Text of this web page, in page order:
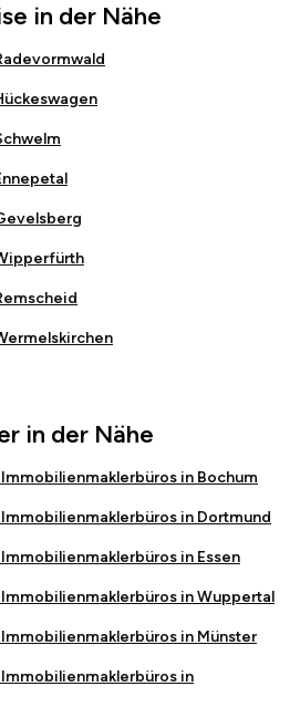
in der Nähe
in der Nähe
in Bochum
in Dortmund
in Essen
inWuppertal
in Münster
in